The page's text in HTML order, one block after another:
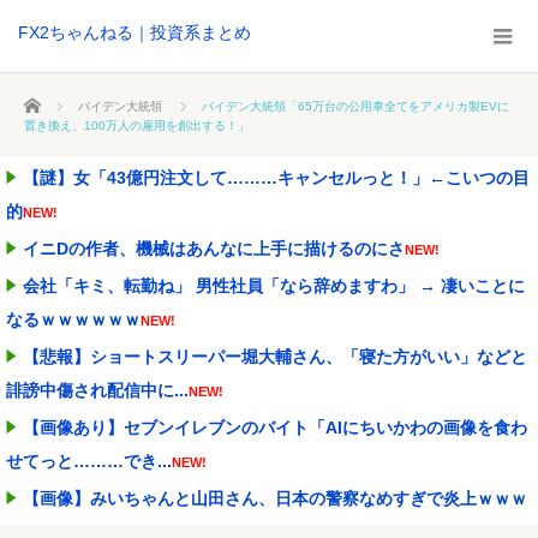
FX2ちゃんねる｜投資系まとめ
ホーム バイデン大統領
バイデン大統領「65万台の公用車全てをアメリカ製EVに
置き換え、100万人の雇用を創出する！」
【謎】女「43億円注文して………キャンセルっと！」←こいつの目
的NEW!
イニDの作者、機械はあんなに上手に描けるのにさNEW!
会社「キミ、転勤ね」 男性社員「なら辞めますわ」 → 凄いことに
なるｗｗｗｗｗｗNEW!
【悲報】ショートスリーパー堀大輔さん、「寝た方がいい」などと
誹謗中傷され配信中に...NEW!
【画像あり】セブンイレブンのバイト「AIにちいかわの画像を食わ
せてっと………でき...NEW!
【画像】みいちゃんと山田さん、日本の警察なめすぎで炎上ｗｗｗ